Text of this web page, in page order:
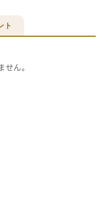
ト
せん。